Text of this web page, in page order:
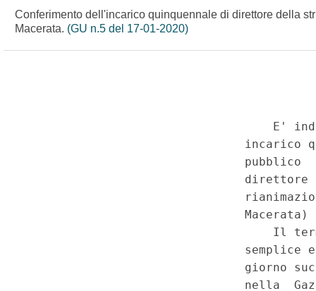
Conferimento dell'incarico quinquennale di direttore della
Macerata. (GU n.5 del 17-01-2020)